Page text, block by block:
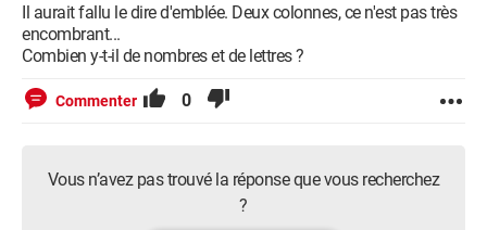
Il aurait fallu le dire d'emblée. Deux colonnes, ce n'est pas très
encombrant...
Combien y-t-il de nombres et de lettres ?
Commenter 0
Vous n’avez pas trouvé la réponse que vous recherchez
?